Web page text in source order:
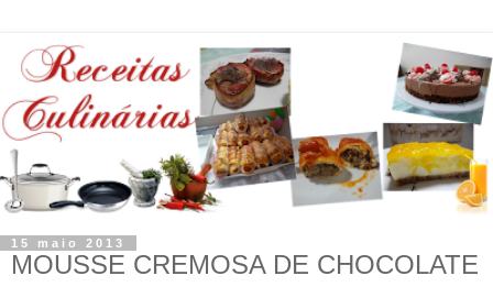
15 maio 2013
MOUSSE CREMOSA DE CHOCOLATE